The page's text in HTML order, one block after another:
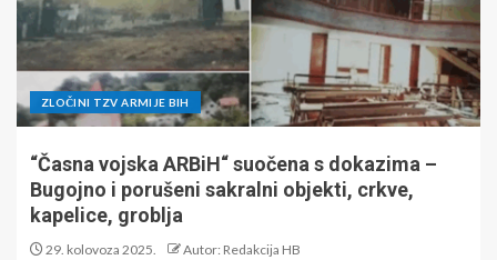
ZLOČINI TZV ARMIJE BIH
“Časna vojska ARBiH“ suočena s dokazima –
Bugojno i porušeni sakralni objekti, crkve,
kapelice, groblja
29. kolovoza 2025. Autor: Redakcija HB